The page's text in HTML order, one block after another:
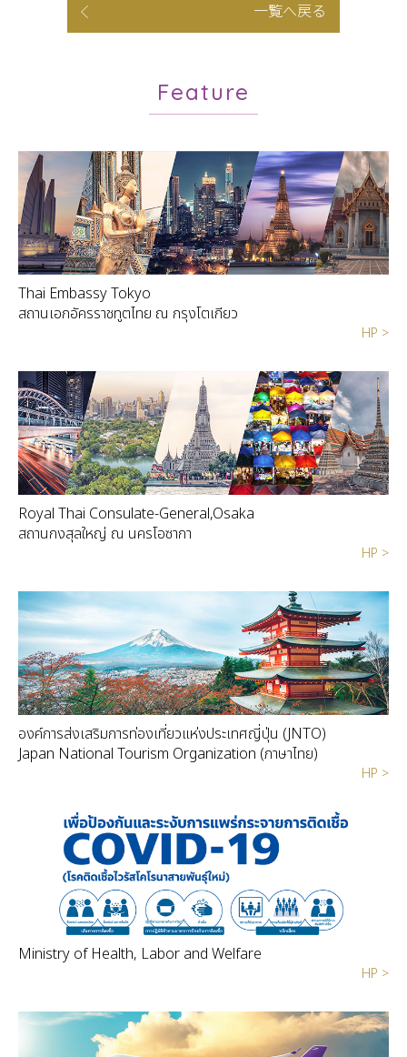
一覧へ戻る
Feature
Thai Embassy Tokyo
สถานเอกอัครราชทูตไทย ณ กรุงโตเกียว
HP >
Royal Thai Consulate-General,Osaka
สถานกงสุลใหญ่ ณ นครโอซากา
HP >
องค์การส่งเสริมการท่องเที่ยวแห่งประเทศญี่ปุ่น (JNTO)
Japan National Tourism Organization (ภาษาไทย)
HP >
Ministry of Health, Labor and Welfare
HP >